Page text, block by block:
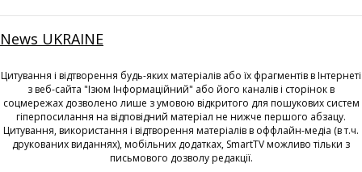
News UKRAINE
Цитування і відтворення будь-яких матеріалів або їх фрагментів в Інтернеті
з веб-сайта "Ізюм Інформаційний" або його каналів і сторінок в
соцмережах дозволено лише з умовою відкритого для пошукових систем
гіперпосилання на відповідний матеріал не нижче першого абзацу.
Цитування, використання і відтворення матеріалів в оффлайн-медіа (в т.ч.
друкованих виданнях), мобільних додатках, SmartTV можливо тільки з
письмового дозволу редакції.